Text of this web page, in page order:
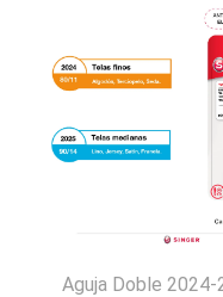
Aguja Doble 2024-